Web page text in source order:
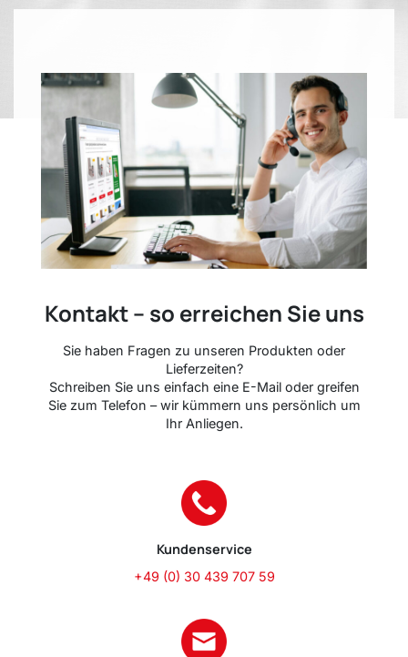
Kontakt – so erreichen Sie uns
Sie haben Fragen zu unseren Produkten oder
Lieferzeiten?
Schreiben Sie uns einfach eine E-Mail oder greifen
Sie zum Telefon – wir kümmern uns persönlich um
Ihr Anliegen.
Kundenservice
+49 (0) 30 439 707 59